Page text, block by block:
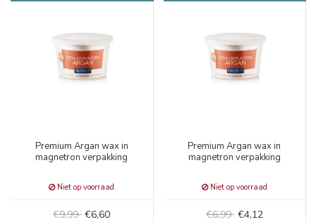
Premium Argan wax in
magnetron verpakking
Niet op voorraad
€9,99 €6,60
Premium Argan wax in
magnetron verpakking
Niet op voorraad
€6,99 €4,12